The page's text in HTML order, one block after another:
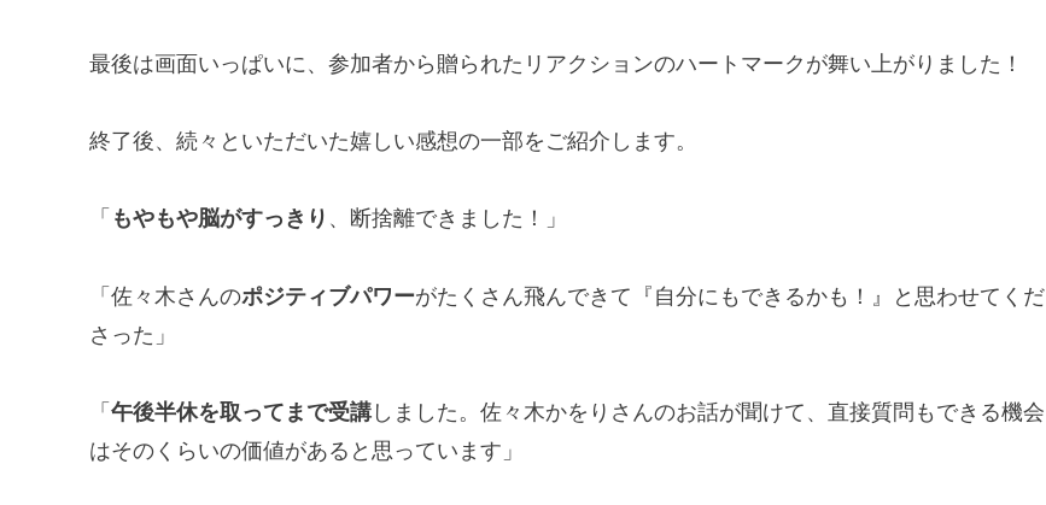
最後は画面いっぱいに、参加者から贈られたリアクションのハートマークが舞い上がりました！
終了後、続々といただいた嬉しい感想の一部をご紹介します。
「 もやもや脳がすっきり 、断捨離できました！」
「佐々木さんのポジティブパワーがたくさん飛んできて『自分にもできるかも！』と思わせてくだ
さった」
「 午後半休を取ってまで受講 しました。佐々木かをりさんのお話が聞けて、直接質問もできる機会
はそのくらいの価値があると思っています」